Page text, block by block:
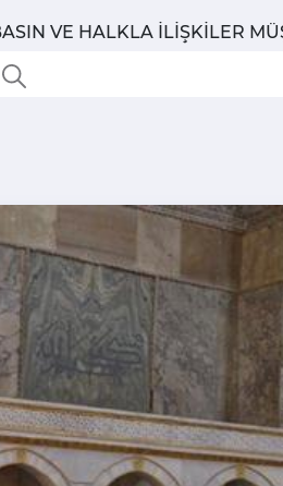
VE HALKLA İLİŞKİLER